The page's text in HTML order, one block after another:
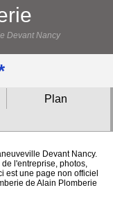
Devant Nancy
Plan
Devant Nancy.
l'entreprise, photos,
est une page non officiel
de Alain Plomberie